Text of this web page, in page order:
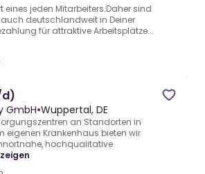
jeden Mitarbeiters.Daher sind
deutschlandweit in Deiner
für attraktive Arbeitsplätze...
GmbH•Wuppertal, DE
an Standorten in
eigenen Krankenhaus bieten wir
hochqualitative